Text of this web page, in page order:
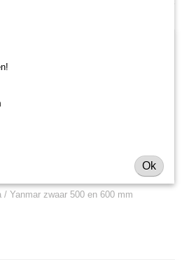
Yanmar zwaar 500 en 600 mm
Ok